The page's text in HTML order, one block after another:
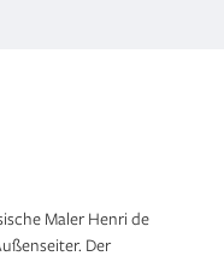
Maler Henri de
Der